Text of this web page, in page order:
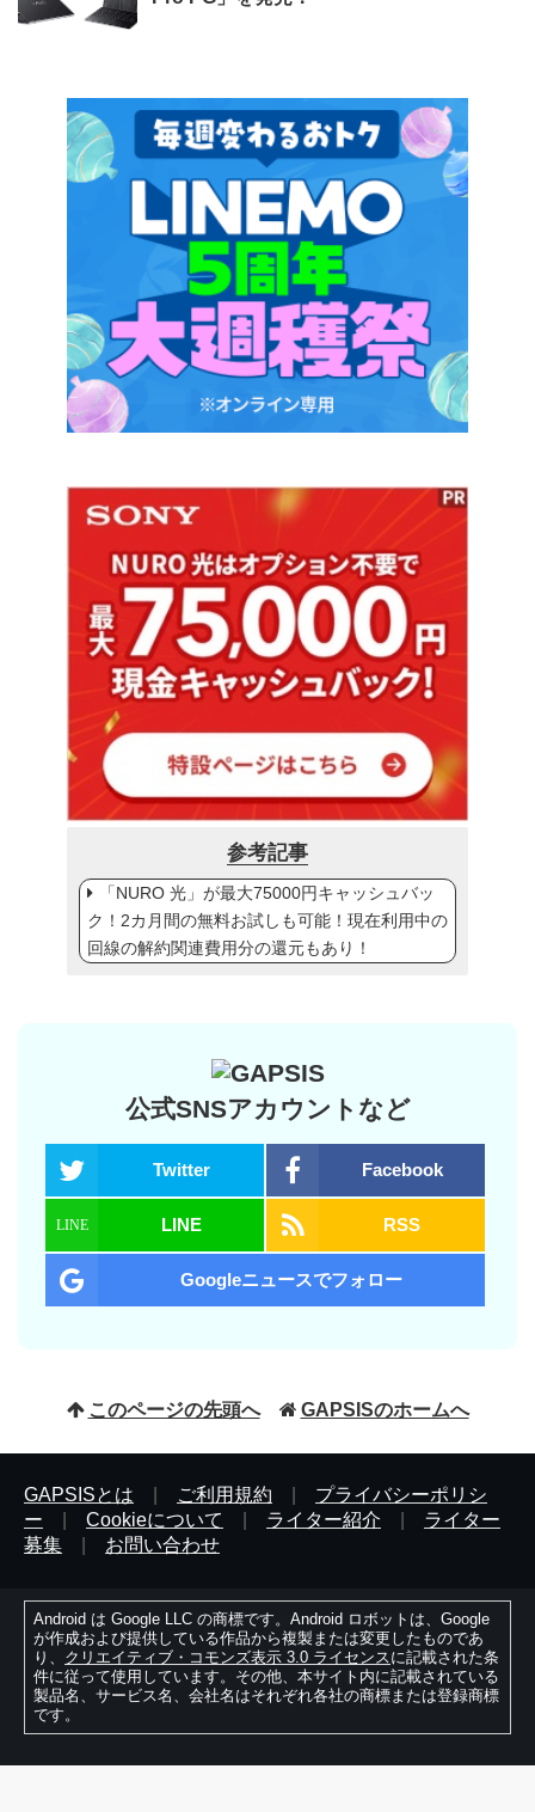
参考記事
「NURO 光」が最大75000円キャッシュバッ
ク！2カ月間の無料お試しも可能！現在利用中の
回線の解約関連費用分の還元もあり！
公式SNSアカウントなど
Twitter Facebook
LINE RSS
Googleニュースでフォロー
このページの先頭へ GAPSISのホームへ
GAPSISとは ご利用規約
プライバシーポリシ
ー
Cookieについて ライター紹介
ライター
募集
お問い合わせ
Android は Google LLC の商標です。Android ロボットは、Google
が作成および提供している作品から複製または変更したものであ
り、 クリエイティブ・コモンズ表示 3.0 ライセンスに記載された条
件に従って使用しています。その他、本サイト内に記載されている
製品名、サービス名、会社名はそれぞれ各社の商標または登録商標
です。